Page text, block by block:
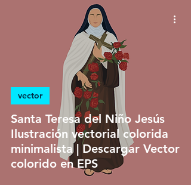
Santa Teresa del Niño Jesús
Ilustración vectorial colorida
minimalista | Descargar Vector
colorido en EPS
vector